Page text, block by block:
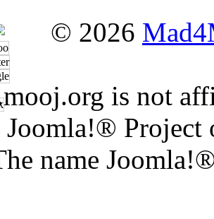
© 2026
is not
Joomla!® Project
name